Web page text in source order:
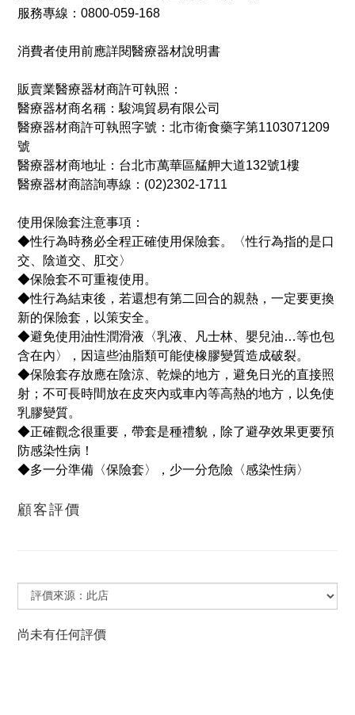
服務專線：0800-059-168
消費者使用前應詳閱醫療器材說明書
販賣業醫療器材商許可執照：
醫療器材商名稱：駿鴻貿易有限公司
醫療器材商許可執照字號：北市衛食藥字第1103071209
號
醫療器材商地址：台北市萬華區艋舺大道132號1樓
醫療器材商諮詢專線：(02)2302-1711
使用保險套注意事項：
◆性行為時務必全程正確使用保險套。〈性行為指的是口
交、陰道交、肛交〉
◆保險套不可重複使用。
◆性行為結束後，若還想有第二回合的親熱，一定要更換
新的保險套，以策安全。
◆避免使用油性潤滑液〈乳液、凡士林、嬰兒油…等也包
含在內〉，因這些油脂類可能使橡膠變質造成破裂。
◆保險套存放應在陰涼、乾燥的地方，避免日光的直接照
射；不可長時間放在皮夾內或車內等高熱的地方，以免使
乳膠變質。
◆正確觀念很重要，帶套是種禮貌，除了避孕效果更要預
防感染性病！
◆多一分準備〈保險套〉，少一分危險〈感染性病〉
顧客評價
尚未有任何評價